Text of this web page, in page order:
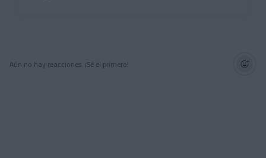
Aún no hay reacciones. ¡Sé el primero!